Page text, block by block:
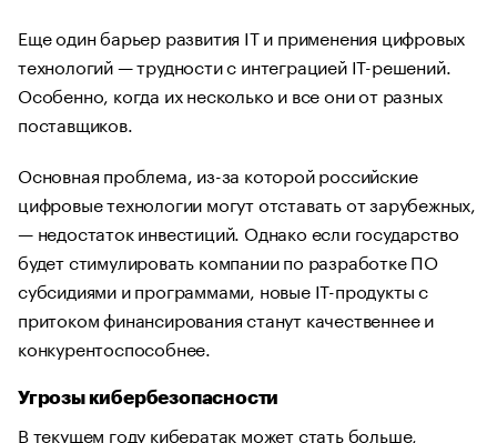
Еще один барьер развития IT и применения цифровых
технологий — трудности с интеграцией IT-решений.
Особенно, когда их несколько и все они от разных
поставщиков.
Основная проблема, из-за которой российские
цифровые технологии могут отставать от зарубежных,
— недостаток инвестиций. Однако если государство
будет стимулировать компании по разработке ПО
субсидиями и программами, новые IT-продукты с
притоком финансирования станут качественнее и
конкурентоспособнее.
Угрозы кибербезопасности
В текущем году кибератак может стать больше,